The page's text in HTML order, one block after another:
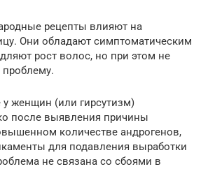
рецепты влияют на
Они обладают симптоматическим
рост волос, но при этом не
женщин (или гирсутизм)
после выявления причины
количестве андрогенов,
для подавления выработки
не связана со сбоями в